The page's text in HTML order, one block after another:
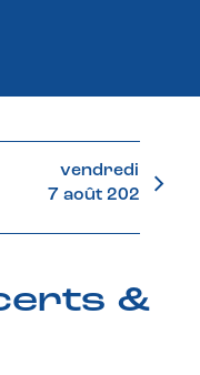
vendredi
7 août 2026
&